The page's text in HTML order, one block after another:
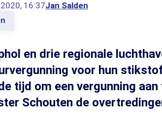
16:37Jan Salden
en drie regionale
voor hun
tijd om een vergunning
Schouten de